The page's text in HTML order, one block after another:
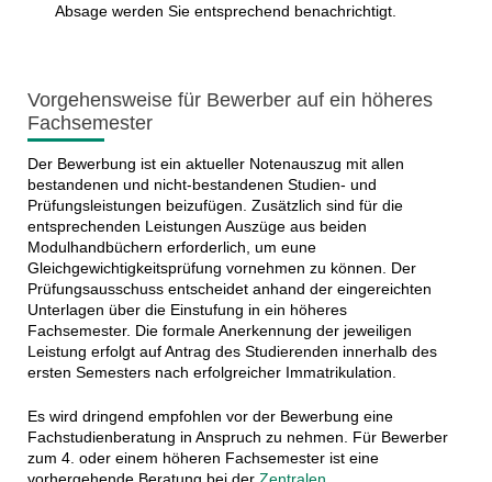
Absage werden Sie entsprechend benachrichtigt.
Vorgehensweise für Bewerber auf ein höheres
Fachsemester
Der Bewerbung ist ein aktueller Notenauszug mit allen
bestandenen und nicht-bestandenen Studien- und
Prüfungsleistungen beizufügen. Zusätzlich sind für die
entsprechenden Leistungen Auszüge aus beiden
Modulhandbüchern erforderlich, um eune
Gleichgewichtigkeitsprüfung vornehmen zu können. Der
Prüfungsausschuss entscheidet anhand der eingereichten
Unterlagen über die Einstufung in ein höheres
Fachsemester. Die formale Anerkennung der jeweiligen
Leistung erfolgt auf Antrag des Studierenden innerhalb des
ersten Semesters nach erfolgreicher Immatrikulation.
Es wird dringend empfohlen vor der Bewerbung eine
Fachstudienberatung in Anspruch zu nehmen. Für Bewerber
zum 4. oder einem höheren Fachsemester ist eine
vorhergehende Beratung bei der Zentralen